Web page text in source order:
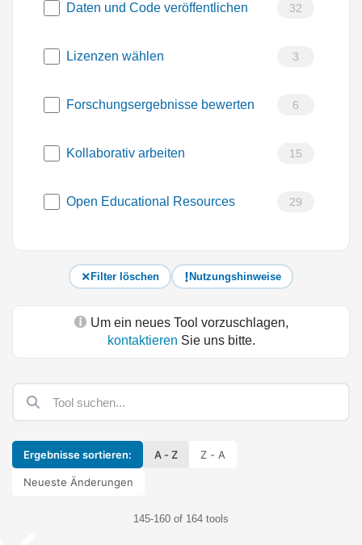
Daten und Code veröffentlichen 32
Lizenzen wählen 3
Forschungsergebnisse bewerten 6
Kollaborativ arbeiten 15
Open Educational Resources 29
Filter löschen Nutzungshinweise
Um ein neues Tool vorzuschlagen,
kontaktieren Sie uns bitte.
Ergebnisse sortieren: A - Z Z - A
Neueste Änderungen
145-160 of 164 tools